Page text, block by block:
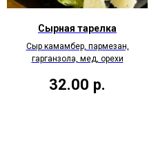
Сырная тарелка
Сыр камамбер, пармезан,
гарганзола, мед, орехи
32.00 р.